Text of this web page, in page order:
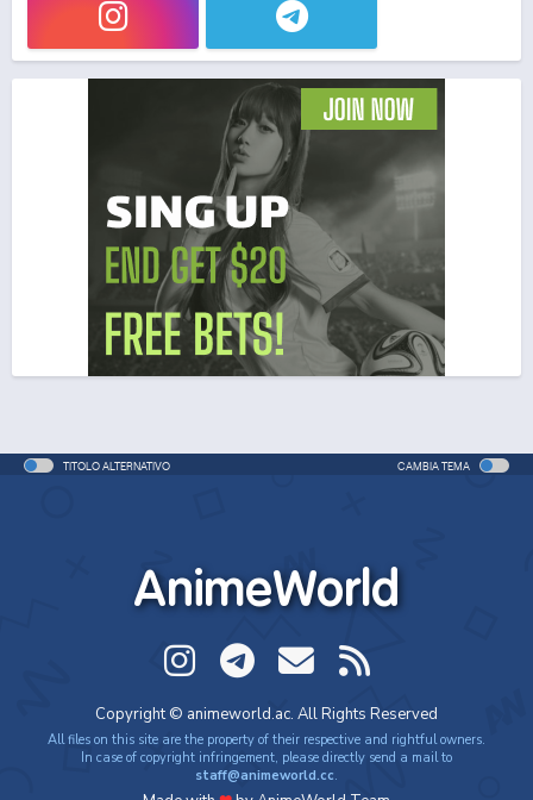
TITOLO ALTERNATIVO CAMBIA TEMA
AnimeWorld
Copyright © animeworld.ac. All Rights Reserved
All files on this site are the property of their respective and rightful owners.
In case of copyright infringement, please directly send a mail to
staff@animeworld.cc.